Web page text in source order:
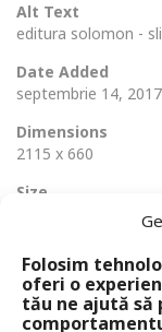
Folosim
oferi o
tău ne ajută să
Alt Text
editura solomon -
Date Added
septembrie 14, 2017
Dimensions
2115 x 660
Size